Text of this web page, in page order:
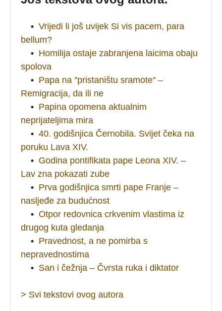
• Vrijedi li još uvijek Si vis pacem, para
bellum?
• Homilija ostaje zabranjena laicima obaju
spolova
• Papa na ''pristaništu sramote'' –
Remigracija, da ili ne
• Papina opomena aktualnim
neprijateljima mira
• 40. godišnjica Černobila. Svijet čeka na
poruku Lava XIV.
• Godina pontifikata pape Leona XIV. –
Lav zna pokazati zube
• Prva godišnjica smrti pape Franje –
nasljeđe za budućnost
• Otpor redovnica crkvenim vlastima iz
drugog kuta gledanja
• Pravednost, a ne pomirba s
nepravednostima
• San i čežnja – Čvrsta ruka i diktator
> Svi tekstovi ovog autora